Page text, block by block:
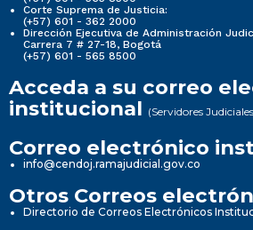
Corte Suprema de Justicia:
(+57) 601 - 362 2000
Dirección Ejecutiva de Administración
Carrera 7 # 27-18, Bogotá
(+57) 601 - 565 8500
Acceda a su correo
institucional (Servidores
Correo electrónico
info@cendoj.ramajudicial.gov.co
Otros Correos
Directorio de Correos Electrónicos